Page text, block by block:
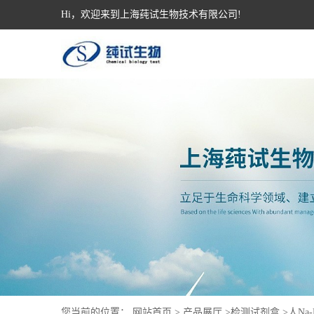
Hi，欢迎来到上海莼试生物技术有限公司!